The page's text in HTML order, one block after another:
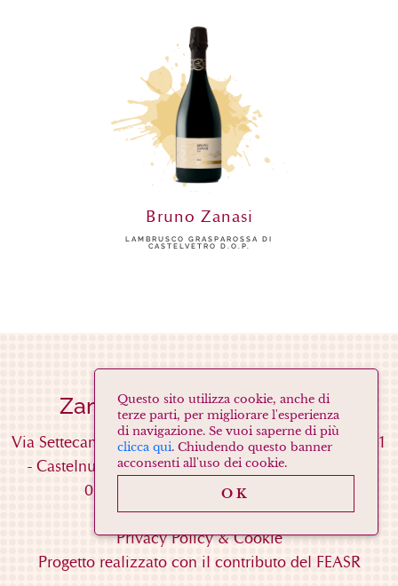
Bruno Zanasi
LAMBRUSCO GRASPAROSSA DI
CASTELVETRO D.O.P.
Zanasi Società Agricola s.s.
Via Settecani Cavidole, 53/A (Località Cavidole)
41051
- Castelnuovo Rangone(MO)Tel. 059537052
059536458
info@zanasi.net
Privacy Policy & Cookie
Progetto realizzato con il contributo del FEASR
Questo sito utilizza cookie, anche di
terze parti, per migliorare l'esperienza
di navigazione. Se vuoi saperne di più
clicca qui. Chiudendo questo banner
acconsenti all'uso dei cookie.
OK